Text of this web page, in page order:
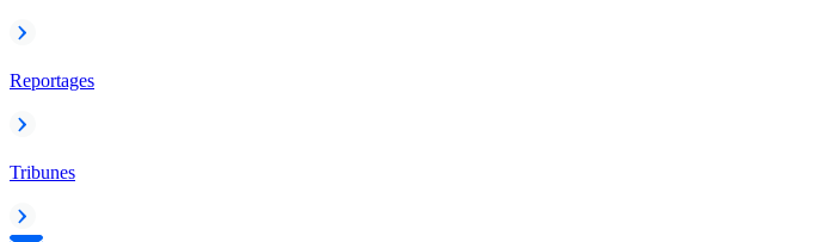
Reportages
Tribunes